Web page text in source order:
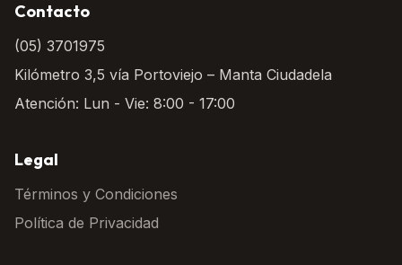
Contacto
(05) 3701975
Kilómetro 3,5 vía Portoviejo – Manta Ciudadela
Atención: Lun - Vie: 8:00 - 17:00
Legal
Términos y Condiciones
Política de Privacidad